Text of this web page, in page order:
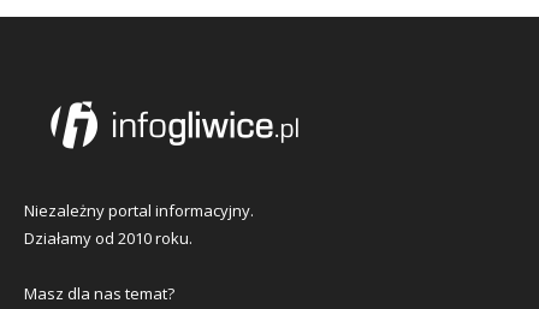
Niezależny portal informacyjny.
Działamy od 2010 roku.
Masz dla nas temat?